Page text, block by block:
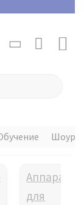
Аппараты
для